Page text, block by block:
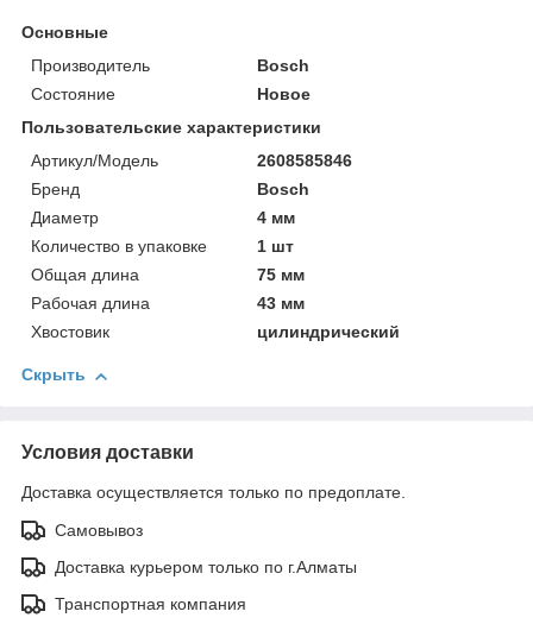
Основные
Производитель
Bosch
Состояние
Новое
Пользовательские характеристики
Артикул/Модель
2608585846
Бренд
Bosch
Диаметр
4 мм
Количество в упаковке
1 шт
Общая длина
75 мм
Рабочая длина
43 мм
Хвостовик
цилиндрический
Скрыть
Условия доставки
Доставка осуществляется только по предоплате.
Самовывоз
Доставка курьером только по г.Алматы
Транспортная компания